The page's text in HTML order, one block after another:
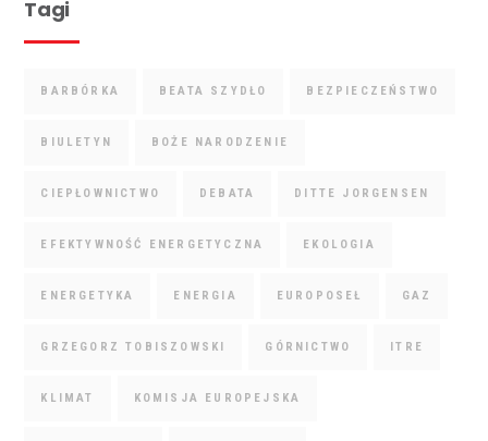
Tagi
BARBÓRKA BEATA SZYDŁO BEZPIECZEŃSTWO
BIULETYN BOŻE NARODZENIE
CIEPŁOWNICTWO DEBATA DITTE JORGENSEN
EFEKTYWNOŚĆ ENERGETYCZNA EKOLOGIA
ENERGETYKA ENERGIA EUROPOSEŁ GAZ
GRZEGORZ TOBISZOWSKI GÓRNICTWO ITRE
KLIMAT KOMISJA EUROPEJSKA